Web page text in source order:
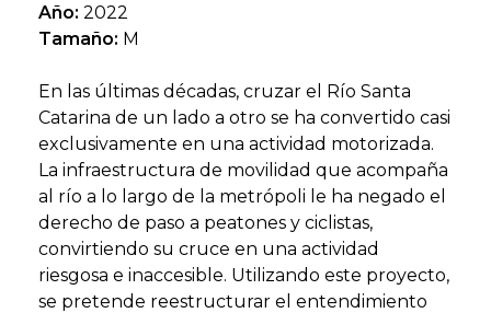
Año: 2022
Tamaño: M
En las últimas décadas, cruzar el Río Santa
Catarina de un lado a otro se ha convertido casi
exclusivamente en una actividad motorizada.
La infraestructura de movilidad que acompaña
al río a lo largo de la metrópoli le ha negado el
derecho de paso a peatones y ciclistas,
convirtiendo su cruce en una actividad
riesgosa e inaccesible. Utilizando este proyecto,
se pretende reestructurar el entendimiento